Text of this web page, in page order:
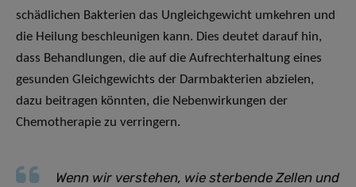
schädlichen Bakterien das Ungleichgewicht umkehren und
die Heilung beschleunigen kann. Dies deutet darauf hin,
dass Behandlungen, die auf die Aufrechterhaltung eines
gesunden Gleichgewichts der Darmbakterien abzielen,
dazu beitragen könnten, die Nebenwirkungen der
Chemotherapie zu verringern.
Wenn wir verstehen, wie sterbende Zellen und